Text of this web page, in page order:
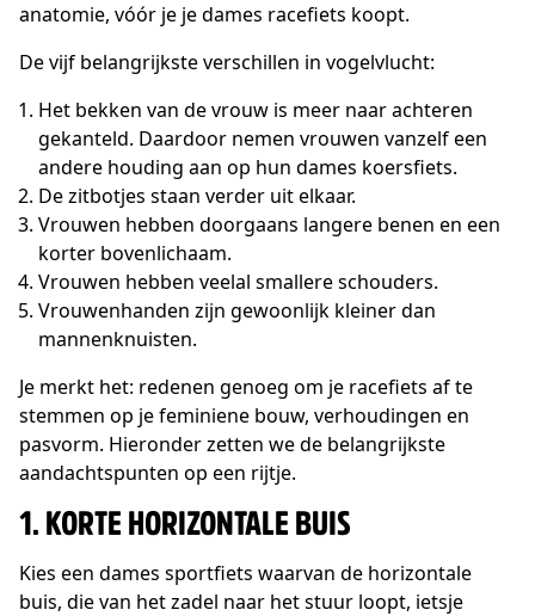
anatomie, vóór je je dames racefiets koopt.
De vijf belangrijkste verschillen in vogelvlucht:
Het bekken van de vrouw is meer naar achteren
gekanteld. Daardoor nemen vrouwen vanzelf een
andere houding aan op hun dames koersfiets.
De zitbotjes staan verder uit elkaar.
Vrouwen hebben doorgaans langere benen en een
korter bovenlichaam.
Vrouwen hebben veelal smallere schouders.
Vrouwenhanden zijn gewoonlijk kleiner dan
mannenknuisten.
Je merkt het: redenen genoeg om je racefiets af te
stemmen op je feminiene bouw, verhoudingen en
pasvorm. Hieronder zetten we de belangrijkste
aandachtspunten op een rijtje.
1. KORTE HORIZONTALE BUIS
Kies een dames sportfiets waarvan de horizontale
buis, die van het zadel naar het stuur loopt, ietsje